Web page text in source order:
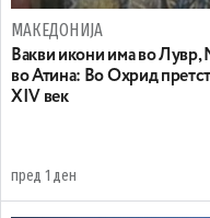
МАКЕДОНИЈА
Вакви икони има во Лувр,
во Атина: Во Охрид
XIV век
пред 1 ден